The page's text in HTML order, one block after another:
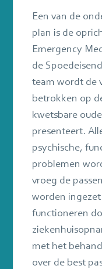
Een van de
plan is de
Emergency
de
team wordt de
betrokken op
kwetsbare
presenteert.
psychische,
problemen
vroeg de
worden
functioneren
met het
over de best